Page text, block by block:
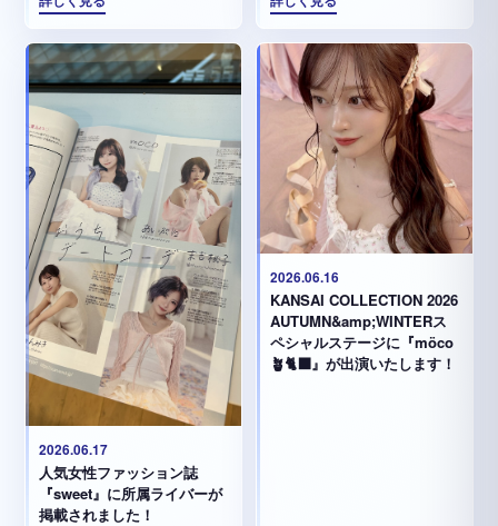
2026.06.17
人気女性ファッション誌
『sweet』に所属ライバーが
掲載されました！
2026.06.16
KANSAI COLLECTION 2026
AUTUMN&amp;WINTERス
ペシャルステージに『möco
🪴🐈‍⬛』が出演いたします！